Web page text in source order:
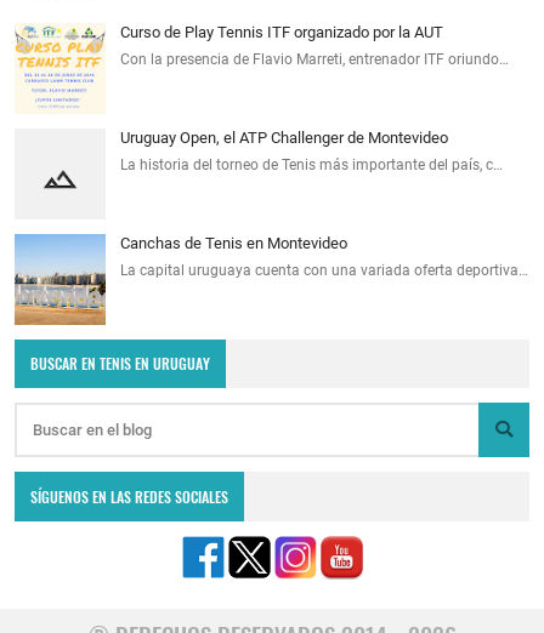
Curso de Play Tennis ITF organizado por la AUT
Con la presencia de Flavio Marreti, entrenador ITF oriundo…
Uruguay Open, el ATP Challenger de Montevideo
La historia del torneo de Tenis más importante del país, c…
Canchas de Tenis en Montevideo
La capital uruguaya cuenta con una variada oferta deportiva…
BUSCAR EN TENIS EN URUGUAY
SÍGUENOS EN LAS REDES SOCIALES